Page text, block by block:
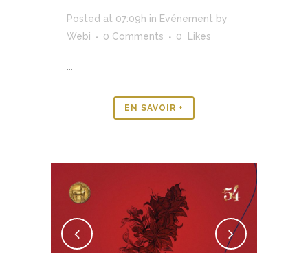
Posted at 07:09h in Evénement by
Webi
0 Comments 0 Likes
EN SAVOIR +